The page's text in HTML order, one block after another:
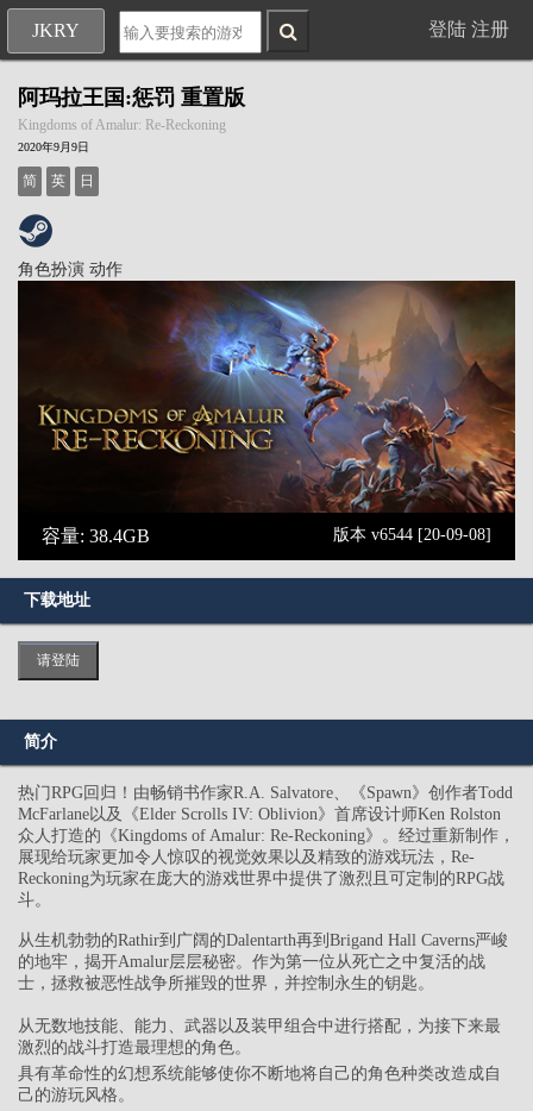
JKRY 登陆 注册
阿玛拉王国:惩罚 重置版
Kingdoms of Amalur: Re-Reckoning
2020年9月9日
简 英 日
角色扮演 动作
容量: 38.4GB 版本 v6544 [20-09-08]
下载地址
请登陆
简介
热门RPG回归！由畅销书作家R.A. Salvatore、《Spawn》创作者Todd
McFarlane以及《Elder Scrolls IV: Oblivion》首席设计师Ken Rolston
众人打造的《Kingdoms of Amalur: Re-Reckoning》。经过重新制作，
展现给玩家更加令人惊叹的视觉效果以及精致的游戏玩法，Re-
Reckoning为玩家在庞大的游戏世界中提供了激烈且可定制的RPG战
斗。
从生机勃勃的Rathir到广阔的Dalentarth再到Brigand Hall Caverns严峻
的地牢，揭开Amalur层层秘密。作为第一位从死亡之中复活的战
士，拯救被恶性战争所摧毁的世界，并控制永生的钥匙。
从无数地技能、能力、武器以及装甲组合中进行搭配，为接下来最
激烈的战斗打造最理想的角色。
具有革命性的幻想系统能够使你不断地将自己的角色种类改造成自
己的游玩风格。